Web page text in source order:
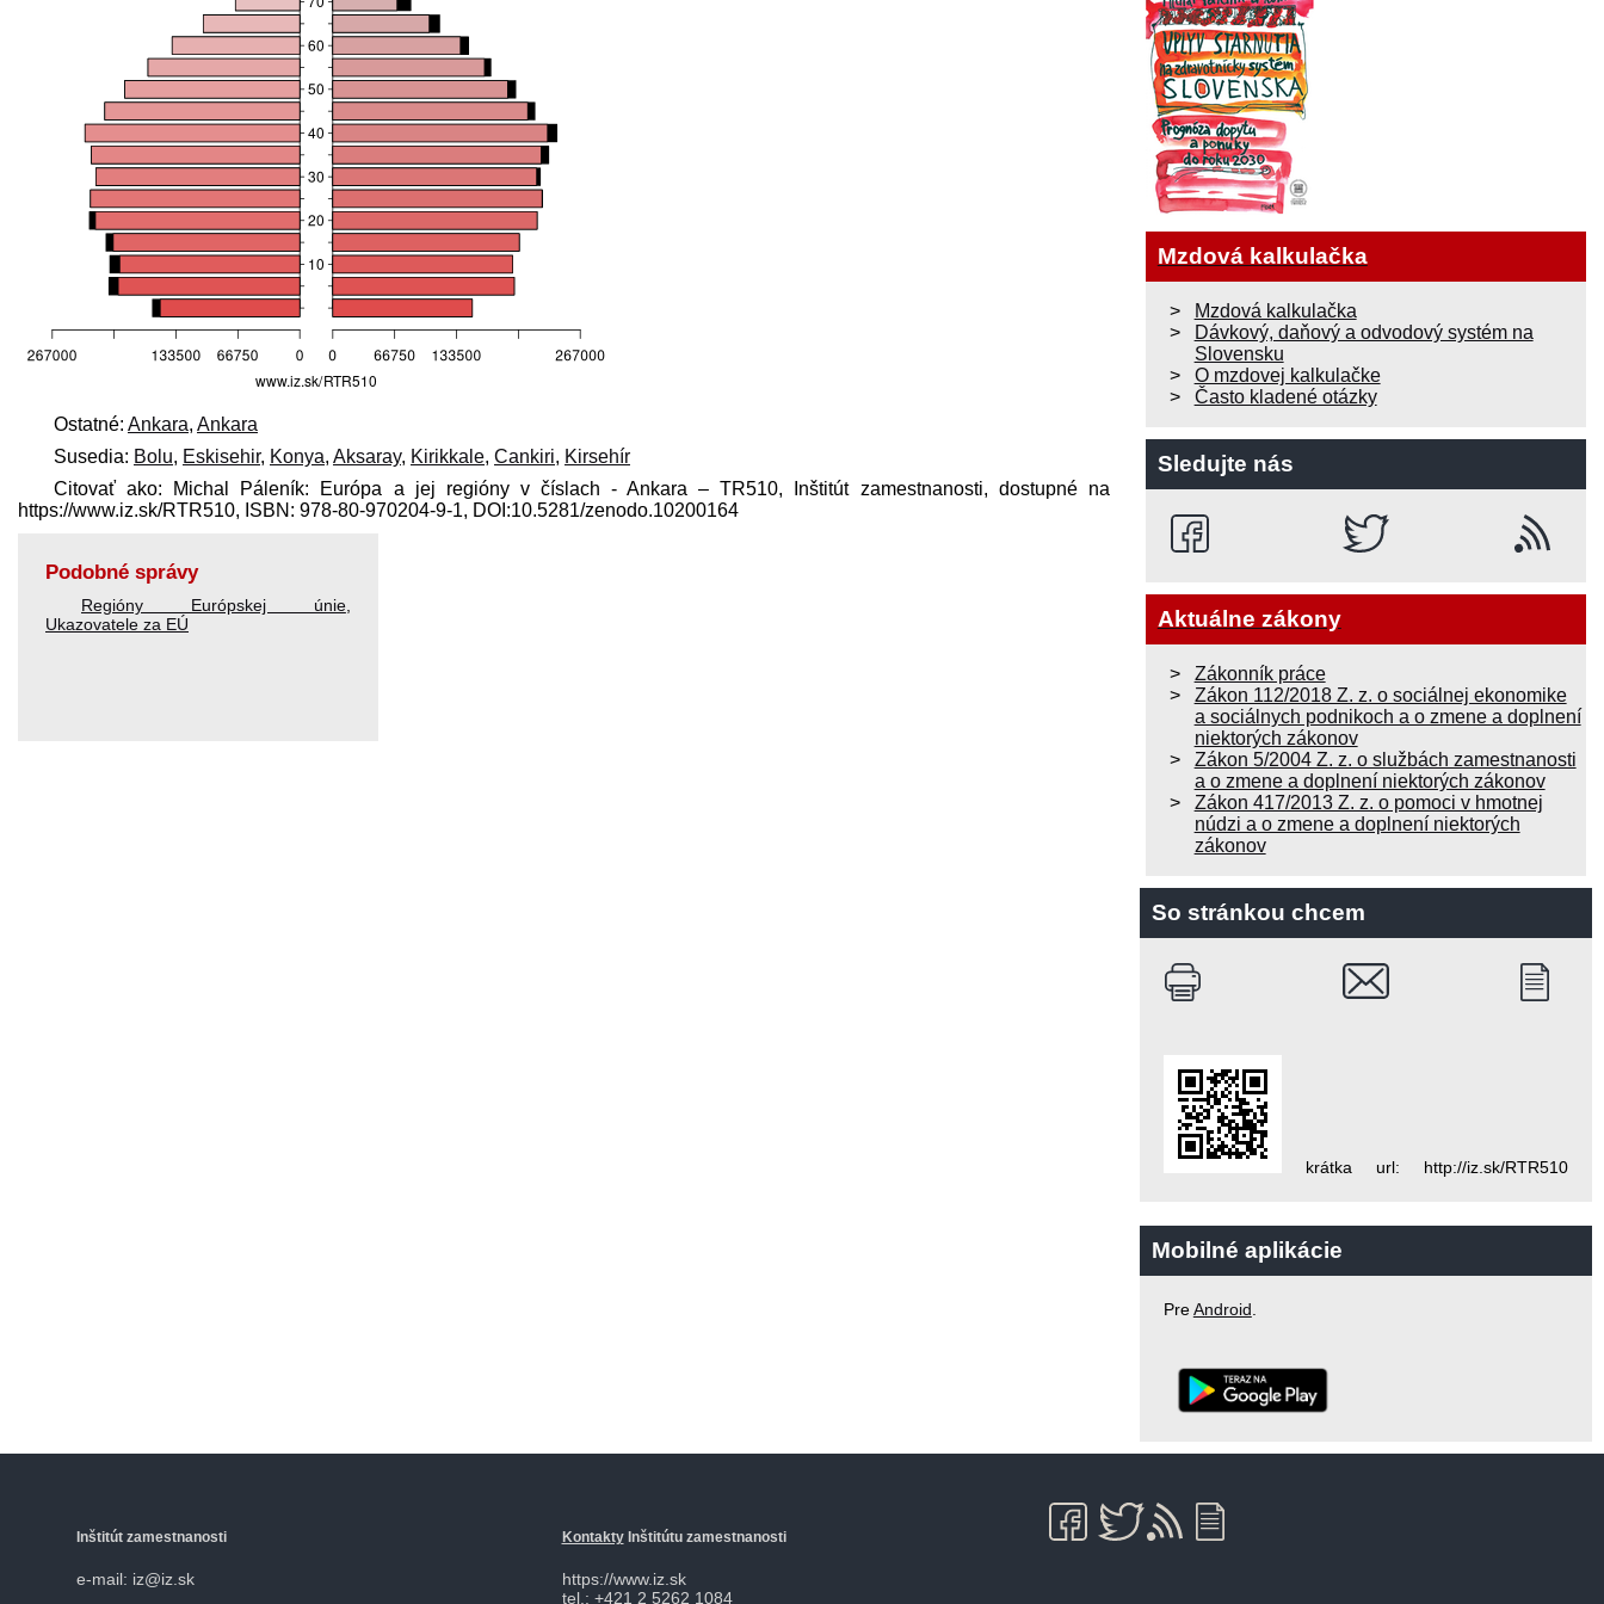
Ostatné: Ankara, Ankara
Susedia: Bolu, Eskisehir, Konya, Aksaray, Kirikkale, Cankiri, Kirsehír
Citovať ako: Michal Páleník: Európa a jej regióny v číslach - Ankara – TR510, Inštitút zamestnanosti, dostupné na
https://www.iz.sk/​RTR510, ISBN: 978-80-970204-9-1, DOI:10.5281/zenodo.10200164
Podobné správy
Regióny Európskej únie,
Ukazovatele za EÚ
Mzdová kalkulačka
Mzdová kalkulačka
Dávkový, daňový a odvodový systém na
Slovensku
O mzdovej kalkulačke
Často kladené otázky
Sledujte nás
Aktuálne zákony
Zákonník práce
Zákon 112/2018 Z. z. o sociálnej ekonomike
a sociálnych podnikoch a o zmene a doplnení
niektorých zákonov
Zákon 5/2004 Z. z. o službách zamestnanosti
a o zmene a doplnení niektorých zákonov
Zákon 417/2013 Z. z. o pomoci v hmotnej
núdzi a o zmene a doplnení niektorých
zákonov
So stránkou chcem
krátka url: http://iz.sk/RTR510
Mobilné aplikácie
PreAndroid
Inštitút zamestnanosti
e-mail: iz@iz.sk
KontaktyInštitútu zamestnanosti
https://www.iz.sk
tel.: +421 2 5262 1084